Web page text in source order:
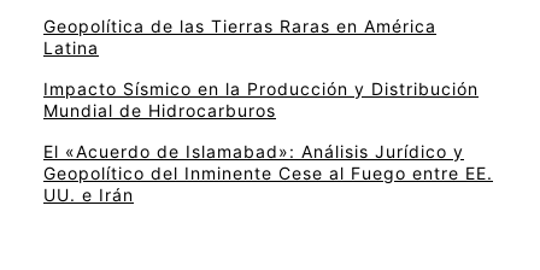
Geopolítica de las Tierras Raras en América
Latina
Impacto Sísmico en la Producción y Distribución
Mundial de Hidrocarburos
El «Acuerdo de Islamabad»: Análisis Jurídico y
Geopolítico del Inminente Cese al Fuego entre EE.
UU. e Irán